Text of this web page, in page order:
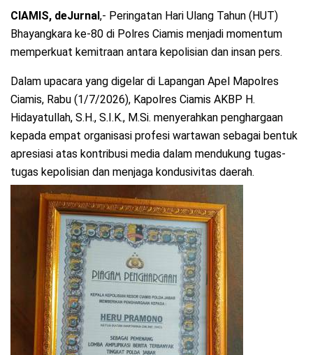
CIAMIS, deJurnal ,- Peringatan Hari Ulang Tahun (HUT)
Bhayangkara ke-80 di Polres Ciamis menjadi momentum
memperkuat kemitraan antara kepolisian dan insan pers.
Dalam upacara yang digelar di Lapangan Apel Mapolres
Ciamis, Rabu (1/7/2026), Kapolres Ciamis AKBP H.
Hidayatullah, S.H., S.I.K., M.Si. menyerahkan penghargaan
kepada empat organisasi profesi wartawan sebagai bentuk
apresiasi atas kontribusi media dalam mendukung tugas-
tugas kepolisian dan menjaga kondusivitas daerah.